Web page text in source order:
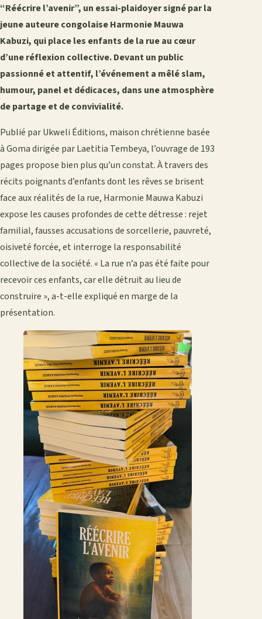
“Réécrire l’avenir”, un essai-plaidoyer signé par la
jeune auteure congolaise Harmonie Mauwa
Kabuzi, qui place les enfants de la rue au cœur
d’une réflexion collective. Devant un public
passionné et attentif, l’événement a mêlé slam,
humour, panel et dédicaces, dans une atmosphère
de partage et de convivialité.
Publié par Ukweli Éditions, maison chrétienne basée
à Goma dirigée par Laetitia Tembeya, l’ouvrage de 193
pages propose bien plus qu’un constat. À travers des
récits poignants d’enfants dont les rêves se brisent
face aux réalités de la rue, Harmonie Mauwa Kabuzi
expose les causes profondes de cette détresse : rejet
familial, fausses accusations de sorcellerie, pauvreté,
oisiveté forcée, et interroge la responsabilité
collective de la société. « La rue n’a pas été faite pour
recevoir ces enfants, car elle détruit au lieu de
construire », a-t-elle expliqué en marge de la
présentation.